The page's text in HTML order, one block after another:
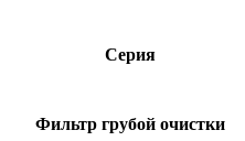
Серия
Фильтр грубой очистки